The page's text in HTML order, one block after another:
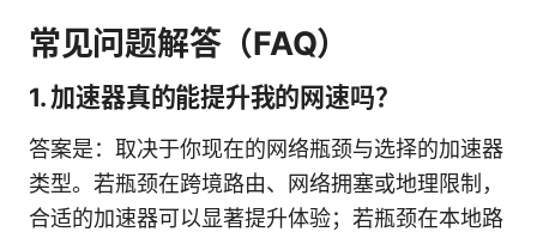
常见问题解答（FAQ）
1. 加速器真的能提升我的网速吗？
答案是：取决于你现在的网络瓶颈与选择的加速器
类型。若瓶颈在跨境路由、网络拥塞或地理限制，
合适的加速器可以显著提升体验；若瓶颈在本地路